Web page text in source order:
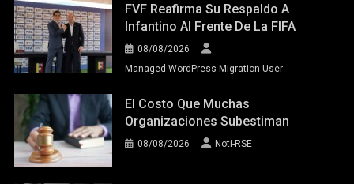
FVF Reafirma Su Respaldo A
Infantino Al Frente De La FIFA
08/08/2026
Managed WordPress Migration User
El Costo Que Muchas
Organizaciones Subestiman
08/08/2026 Noti-RSE